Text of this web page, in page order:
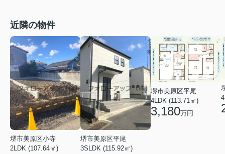
近隣の物件
堺市美原区小寺
2LDK (107.64㎡)
堺市美原区平尾
3SLDK (115.92㎡)
堺市美原区平尾
4LDK (113.71㎡)
3,180万円